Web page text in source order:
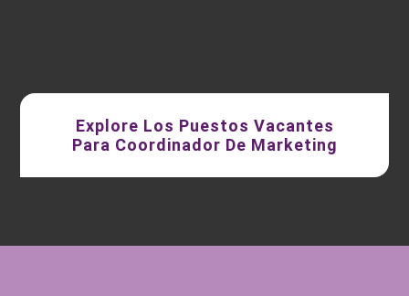
Explore Los Puestos Vacantes
Para Coordinador De Marketing